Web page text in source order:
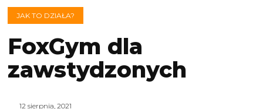
JAK TO DZIAŁA?
FoxGym dla
zawstydzonych
12 sierpnia, 2021